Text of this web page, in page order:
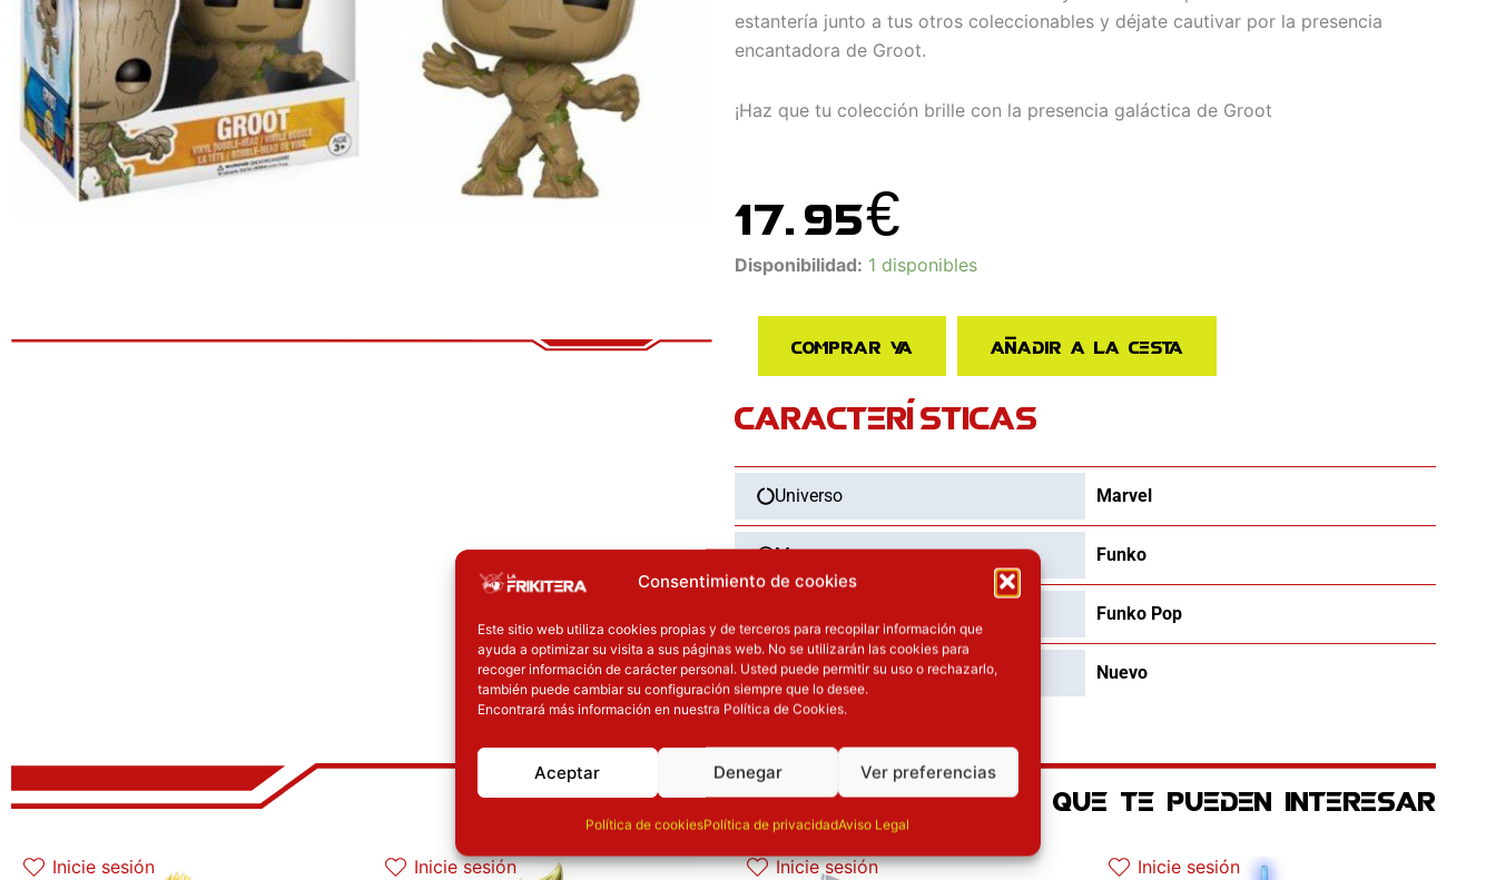
Consentimiento de cookies
Este sitio web utiliza cookies propias y de terceros para recopilar información que
ayuda a optimizar su visita a sus páginas web. No se utilizarán las cookies para
recoger información de carácter personal. Usted puede permitir su uso o rechazarlo,
también puede cambiar su configuración siempre que lo desee.
Encontrará más información en nuestra Política de Cookies.
Aceptar Denegar Ver preferencias
Política de cookiesPolítica de privacidadAviso Legal
estantería junto a tus otros coleccionables y déjate cautivar por la presencia
encantadora de Groot.
¡Haz que tu colección brille con la presencia galáctica de Groot
17.95€
Disponibilidad: 1 disponibles
Funko
Groot
Guardianes
La
Vol2
202
cantidad
Comprar ya Añadir a la cesta
CARACTERÍSTICAS
Universo Marvel
Marca Funko
Funko Pop
Tipo Nuevo
OTROS PRODUCTOS QUE TE PUEDEN INTERESAR
Inicie sesión Inicie sesión Inicie sesión
El precio original era: 129.90€. El precio actual es: 110.41€.
Inicie sesión